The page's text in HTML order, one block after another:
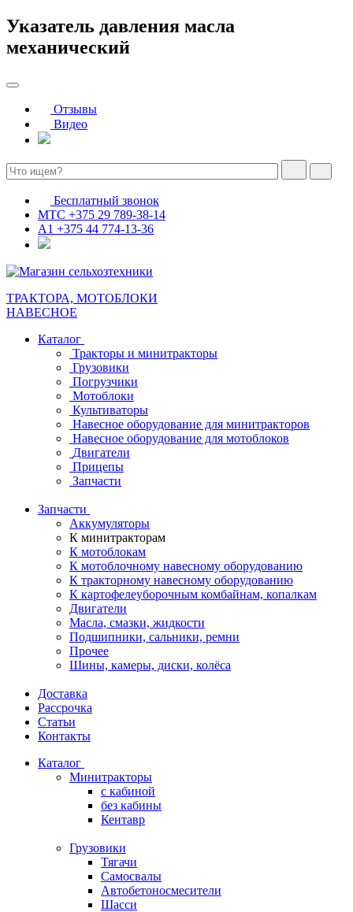
Указатель давления масла
механический
Отзывы
Видео
Бесплатный звонок
МТС +375 29 789-38-14
А1 +375 44 774-13-36
ТРАКТОРА, МОТОБЛОКИ
НАВЕСНОЕ
Каталог
Тракторы и минитракторы
Грузовики
Погрузчики
Мотоблоки
Культиваторы
Навесное оборудование для минитракторов
Навесное оборудование для мотоблоков
Двигатели
Прицепы
Запчасти
Запчасти
Аккумуляторы
К минитракторам
К мотоблокам
К мотоблочному навесному оборудованию
К тракторному навесному оборудованию
К картофелеуборочным комбайнам, копалкам
Двигатели
Масла, смазки, жидкости
Подшипники, сальники, ремни
Прочее
Шины, камеры, диски, колёса
Доставка
Рассрочка
Статьи
Контакты
Каталог
Минитракторы
c кабиной
без кабины
Кентавр
Грузовики
Тягачи
Самосвалы
Автобетоносмесители
Шасси